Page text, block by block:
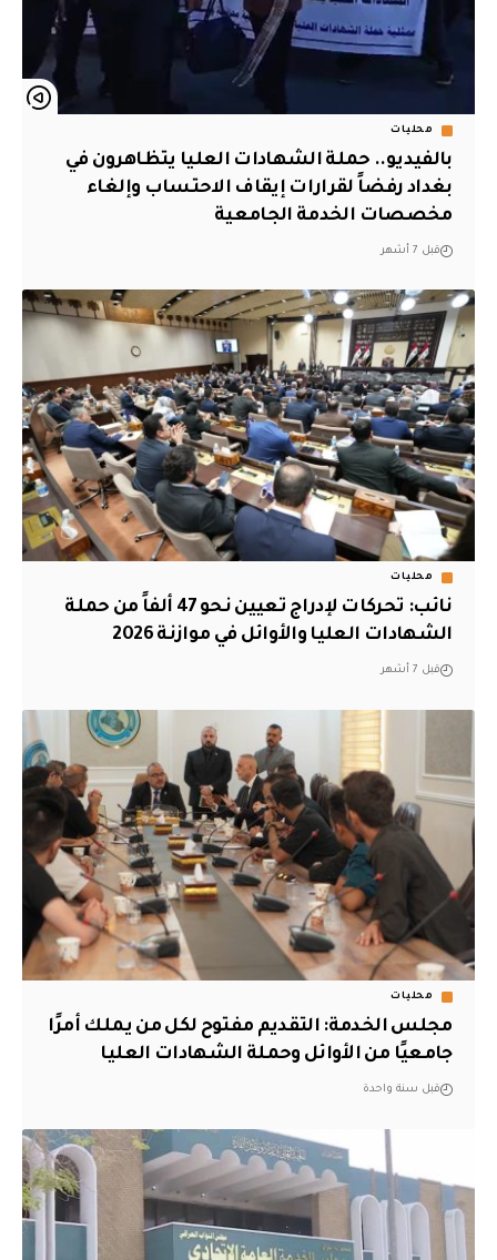
محليات
بالفيديو.. حملة الشهادات العليا يتظاهرون في
بغداد رفضاً لقرارات إيقاف الاحتساب وإلغاء
مخصصات الخدمة الجامعية
قبل 7 أشهر
محليات
نائب: تحركات لإدراج تعيين نحو 47 ألفاً من حملة
الشهادات العليا والأوائل في موازنة 2026
قبل 7 أشهر
محليات
مجلس الخدمة: التقديم مفتوح لكل من يملك أمرًا
جامعيًا من الأوائل وحملة الشهادات العليا
قبل سنة واحدة